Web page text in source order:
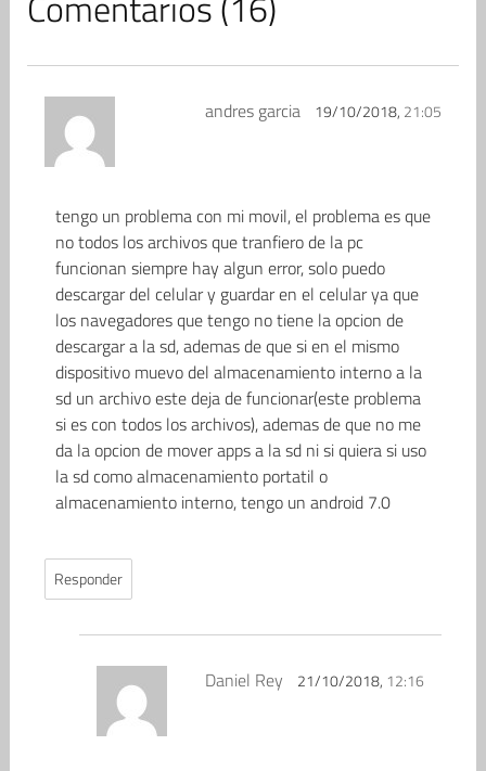
andres garcia 19/10/2018, 21:05
tengo un problema con mi movil, el problema es que
no todos los archivos que tranfiero de la pc
funcionan siempre hay algun error, solo puedo
descargar del celular y guardar en el celular ya que
los navegadores que tengo no tiene la opcion de
descargar a la sd, ademas de que si en el mismo
dispositivo muevo del almacenamiento interno a la
sd un archivo este deja de funcionar(este problema
si es con todos los archivos), ademas de que no me
da la opcion de mover apps a la sd ni si quiera si uso
la sd como almacenamiento portatil o
almacenamiento interno, tengo un android 7.0
Responder
Daniel Rey 21/10/2018, 12:16